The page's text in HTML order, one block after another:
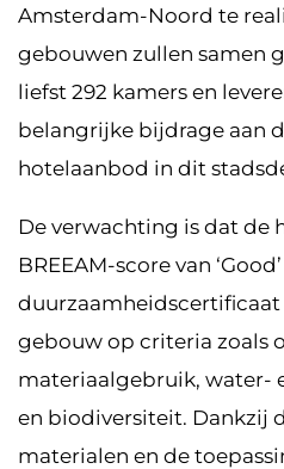
Amsterdam-Noord te
gebouwen zullen samen
liefst 292 kamers en
belangrijke bijdrage aan
hotelaanbod in dit
De verwachting is dat de
BREEAM-score van
gebouw op criteria zoals
materiaalgebruik, water-
en biodiversiteit. Dankzij
materialen en de